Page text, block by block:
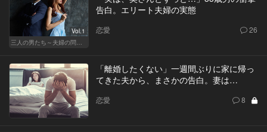
Vol.1
三人の男たち～夫婦の問題～
告白。エリート夫婦の実態
恋愛 26
「離婚したくない」一週間ぶりに家に帰っ
てきた夫から、まさかの告白。妻は…
恋愛 8